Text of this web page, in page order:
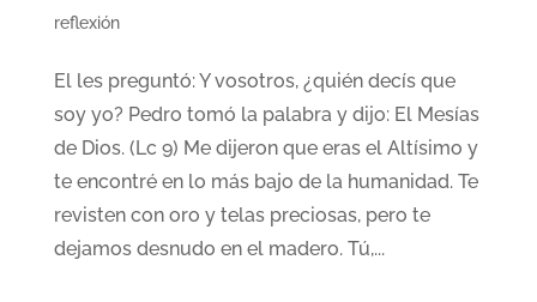
reflexión
El les preguntó: Y vosotros, ¿quién decís que
soy yo? Pedro tomó la palabra y dijo: El Mesías
de Dios. (Lc 9) Me dijeron que eras el Altísimo y
te encontré en lo más bajo de la humanidad. Te
revisten con oro y telas preciosas, pero te
dejamos desnudo en el madero. Tú,...